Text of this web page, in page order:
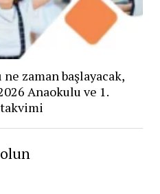
zaman başlayacak,
Anaokulu ve 1.
takvimi